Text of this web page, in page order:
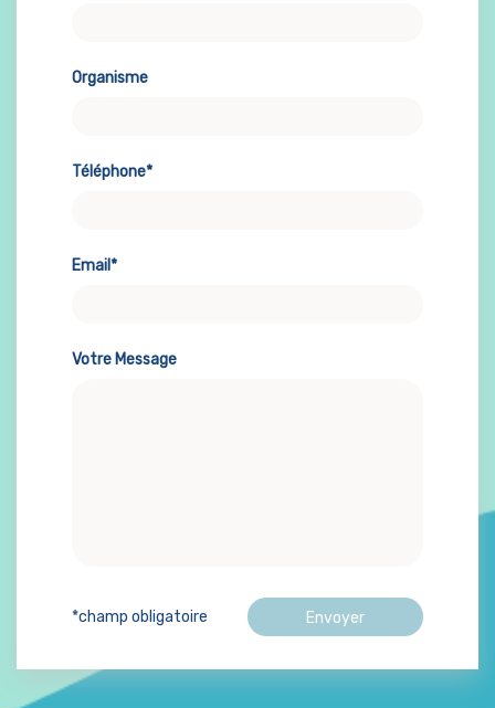
Organisme
Téléphone*
Email*
Votre Message
*champ obligatoire